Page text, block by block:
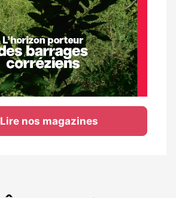
Lire nos magazines